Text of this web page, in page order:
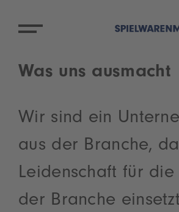
Was uns ausmacht
Wir sind ein
aus der Branche,
Leidenschaft für
der Branche